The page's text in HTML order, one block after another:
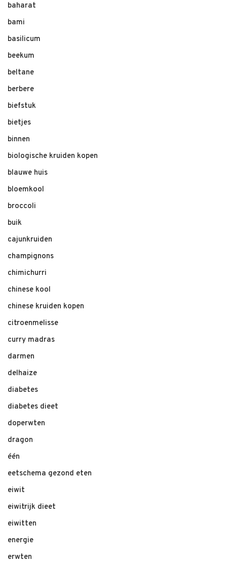
baharat
bami
basilicum
beekum
beltane
berbere
biefstuk
bietjes
binnen
biologische kruiden kopen
blauwe huis
bloemkool
broccoli
buik
cajunkruiden
champignons
chimichurri
chinese kool
chinese kruiden kopen
citroenmelisse
curry madras
darmen
delhaize
diabetes
diabetes dieet
doperwten
dragon
één
eetschema gezond eten
eiwit
eiwitrijk dieet
eiwitten
energie
erwten